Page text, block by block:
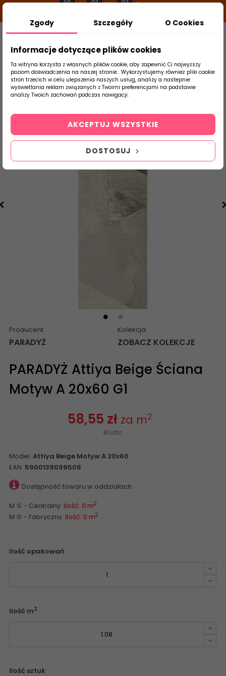
10 g 01 m 00 s
Szukaj
produktu
Strona Główna Płytki Ceramiczne
Producent
PARADYŻ
Kolekcja
ZOBACZ KOLEKCJE
PARADYŻ Attiya Beige Ściana
Motyw A 20x60 G1
58,55 zł za m2
Brutto
Model: Attiya Beige Motyw A 20x60
EAN: 5900139099508
Dostępność towaru w oddziałach:
M ① - Centralny Ilość: 0 m2
M ② - Fabryczny Ilość: 0 m2
Ilość opakowań
Ilość m2
Ilość sztuk
Zgody Szczegóły O Cookies
Informacje dotyczące plików cookies
Ta witryna korzysta z własnych plików cookie, aby zapewnić Ci najwyższy
poziom doświadczenia na naszej stronie . Wykorzystujemy również pliki cookie
stron trzecich w celu ulepszenia naszych usług, analizy a nastepnie
wyświetlania reklam związanych z Twoimi preferencjami na podstawie
analizy Twoich zachowań podczas nawigacji.
DOSTOSUJ
AKCEPTUJ WSZYSTKIE